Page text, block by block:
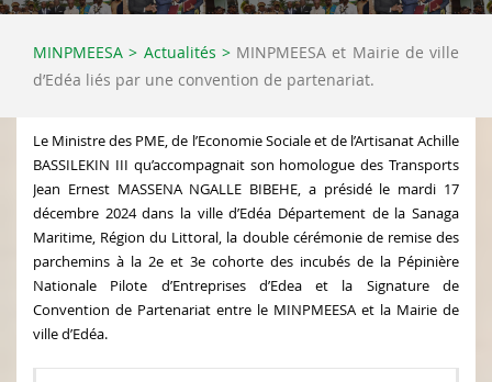
MINPMEESA > Actualités > MINPMEESA et Mairie de ville
d’Edéa liés par une convention de partenariat.
Le Ministre des PME, de l’Economie Sociale et de l’Artisanat Achille
BASSILEKIN III qu’accompagnait son homologue des Transports
Jean Ernest MASSENA NGALLE BIBEHE, a présidé le mardi 17
décembre 2024 dans la ville d’Edéa Département de la Sanaga
Maritime, Région du Littoral, la double cérémonie de remise des
parchemins à la 2e et 3e cohorte des incubés de la Pépinière
Nationale Pilote d’Entreprises d’Edea et la Signature de
Convention de Partenariat entre le MINPMEESA et la Mairie de
ville d’Edéa.